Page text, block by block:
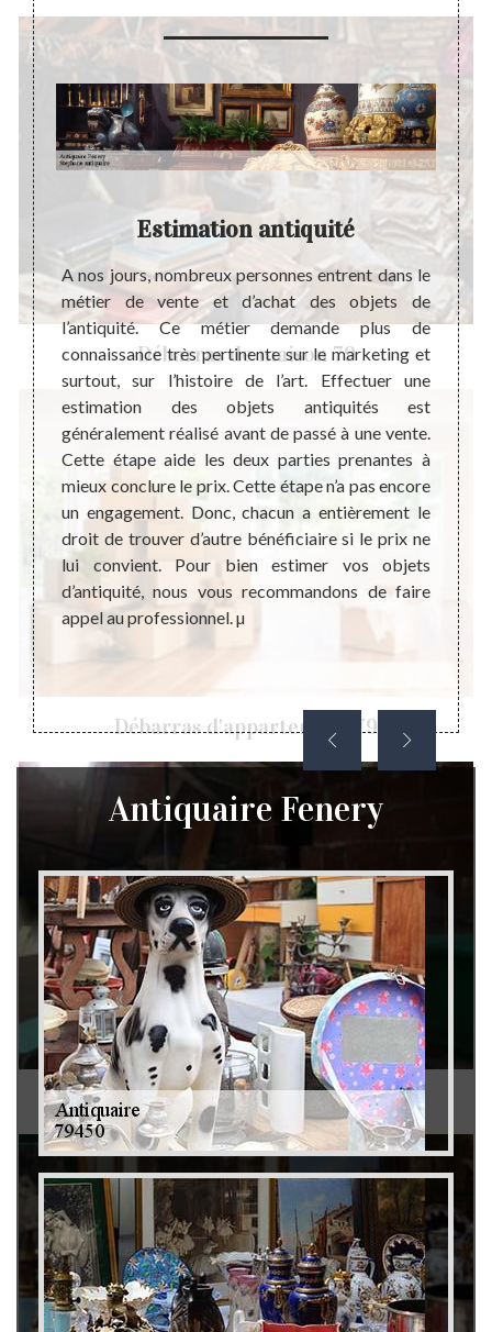
Débarras de maison 79
Débarras d'appartement 79
Débarras de grenier et cave 79
pour
de
à
ces
la
car il
Estimation antiquité
A nos jours, nombreux personnes entrent dans le
métier de vente et d’achat des objets de
l’antiquité. Ce métier demande plus de
connaissance très pertinente sur le marketing et
surtout, sur l’histoire de l’art. Effectuer une
estimation des objets antiquités est
généralement réalisé avant de passé à une vente.
Cette étape aide les deux parties prenantes à
mieux conclure le prix. Cette étape n’a pas encore
un engagement. Donc, chacun a entièrement le
droit de trouver d’autre bénéficiaire si le prix ne
lui convient. Pour bien estimer vos objets
d’antiquité, nous vous recommandons de faire
appel au professionnel. µ
Les
très
la
Antiquaire Fenery